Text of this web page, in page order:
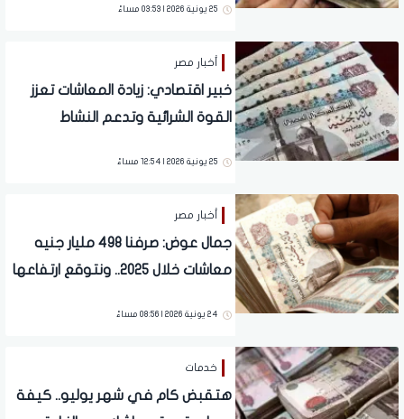
25 يونية 2026 | 03:53 مساءً
أخبار مصر
خبير اقتصادي: زيادة المعاشات تعزز
القوة الشرائية وتدعم النشاط
25 يونية 2026 | 12:54 مساءً
أخبار مصر
جمال عوض: صرفنا 498 مليار جنيه
معاشات خلال 2025.. ونتوقع ارتفاعها
24 يونية 2026 | 08:56 مساءً
خدمات
هتقبض كام في شهر يوليو.. كيفة